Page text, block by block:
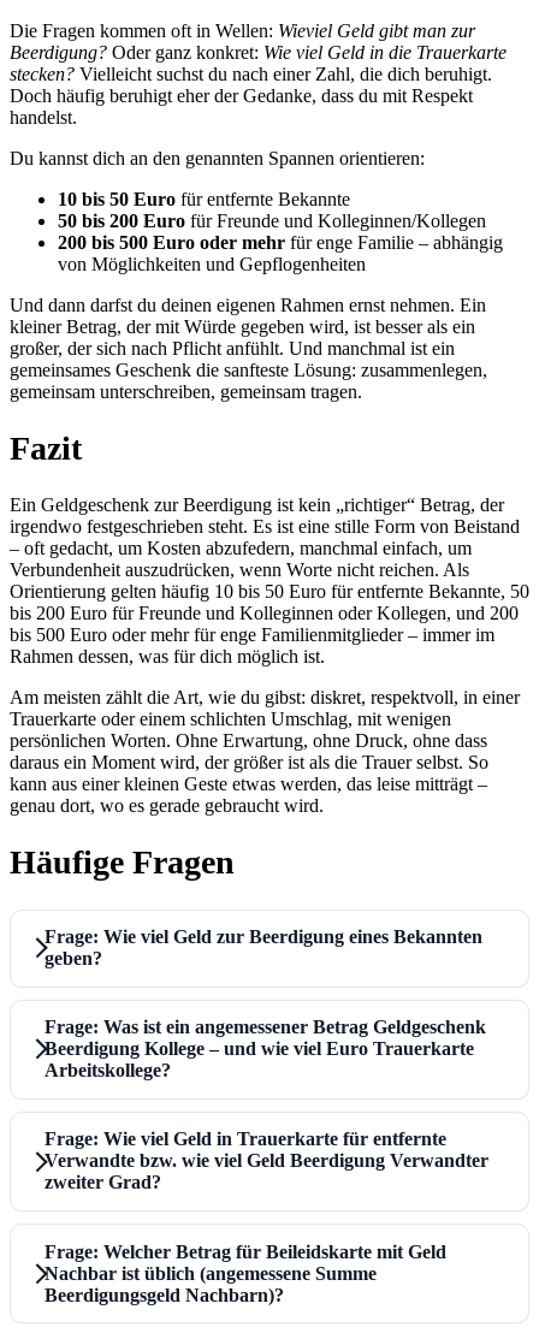
Die Fragen kommen oft in Wellen: Wieviel Geld gibt man zur
Beerdigung? Oder ganz konkret: Wie viel Geld in die Trauerkarte
stecken? Vielleicht suchst du nach einer Zahl, die dich beruhigt.
Doch häufig beruhigt eher der Gedanke, dass du mit Respekt
handelst.
Du kannst dich an den genannten Spannen orientieren:
10 bis 50 Euro für entfernte Bekannte
50 bis 200 Euro für Freunde und Kolleginnen/Kollegen
200 bis 500 Euro oder mehr für enge Familie – abhängig
von Möglichkeiten und Gepflogenheiten
Und dann darfst du deinen eigenen Rahmen ernst nehmen. Ein
kleiner Betrag, der mit Würde gegeben wird, ist besser als ein
großer, der sich nach Pflicht anfühlt. Und manchmal ist ein
gemeinsames Geschenk die sanfteste Lösung: zusammenlegen,
gemeinsam unterschreiben, gemeinsam tragen.
Fazit
Ein Geldgeschenk zur Beerdigung ist kein „richtiger“ Betrag, der
irgendwo festgeschrieben steht. Es ist eine stille Form von Beistand
– oft gedacht, um Kosten abzufedern, manchmal einfach, um
Verbundenheit auszudrücken, wenn Worte nicht reichen. Als
Orientierung gelten häufig 10 bis 50 Euro für entfernte Bekannte, 50
bis 200 Euro für Freunde und Kolleginnen oder Kollegen, und 200
bis 500 Euro oder mehr für enge Familienmitglieder – immer im
Rahmen dessen, was für dich möglich ist.
Am meisten zählt die Art, wie du gibst: diskret, respektvoll, in einer
Trauerkarte oder einem schlichten Umschlag, mit wenigen
persönlichen Worten. Ohne Erwartung, ohne Druck, ohne dass
daraus ein Moment wird, der größer ist als die Trauer selbst. So
kann aus einer kleinen Geste etwas werden, das leise mitträgt –
genau dort, wo es gerade gebraucht wird.
Häufige Fragen
Frage: Wie viel Geld zur Beerdigung eines Bekannten
geben?
Frage: Was ist ein angemessener Betrag Geldgeschenk
Beerdigung Kollege – und wie viel Euro Trauerkarte
Arbeitskollege?
Frage: Wie viel Geld in Trauerkarte für entfernte
Verwandte bzw. wie viel Geld Beerdigung Verwandter
zweiter Grad?
Frage: Welcher Betrag für Beileidskarte mit Geld
Nachbar ist üblich (angemessene Summe
Beerdigungsgeld Nachbarn)?